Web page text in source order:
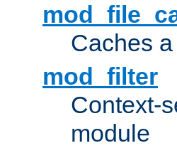
Caches
mod_filter
Context-
module